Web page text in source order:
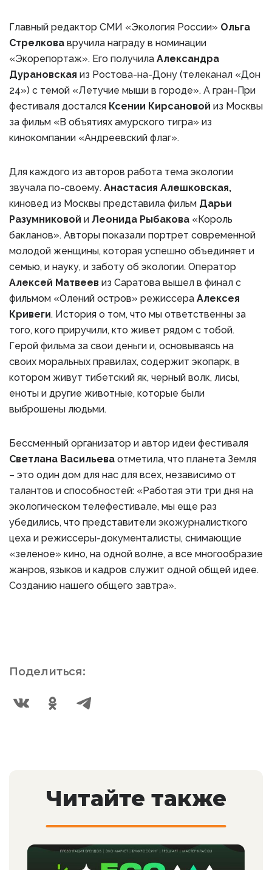
Главный редактор СМИ «Экология России» Ольга
Стрелкова вручила награду в номинации
«Экорепортаж». Его получила Александра
Дурановская из Ростова-на-Дону (телеканал «Дон
24») с темой «Летучие мыши в городе». А гран-При
фестиваля достался Ксении Кирсановой из Москвы
за фильм «В объятиях амурского тигра» из
кинокомпании «Андреевский флаг».
Для каждого из авторов работа тема экологии
звучала по-своему. Анастасия Алешковская,
киновед из Москвы представила фильм Дарьи
Разумниковой и Леонида Рыбакова «Король
бакланов». Авторы показали портрет современной
молодой женщины, которая успешно объединяет и
семью, и науку, и заботу об экологии. Оператор
Алексей Матвеев из Саратова вышел в финал с
фильмом «Олений остров» режиссера Алексея
Кривеги. История о том, что мы ответственны за
того, кого приручили, кто живет рядом с тобой.
Герой фильма за свои деньги и, основываясь на
своих моральных правилах, содержит экопарк, в
котором живут тибетский як, черный волк, лисы,
еноты и другие животные, которые были
выброшены людьми.
Бессменный организатор и автор идеи фестиваля
Светлана Васильева отметила, что планета Земля
– это один дом для нас для всех, независимо от
талантов и способностей: «Работая эти три дня на
экологическом телефестивале, мы еще раз
убедились, что представители экожурналисткого
цеха и режиссеры-документалисты, снимающие
«зеленое» кино, на одной волне, а все многообразие
жанров, языков и кадров служит одной общей идее.
Созданию нашего общего завтра».
Поделиться:
Читайте также